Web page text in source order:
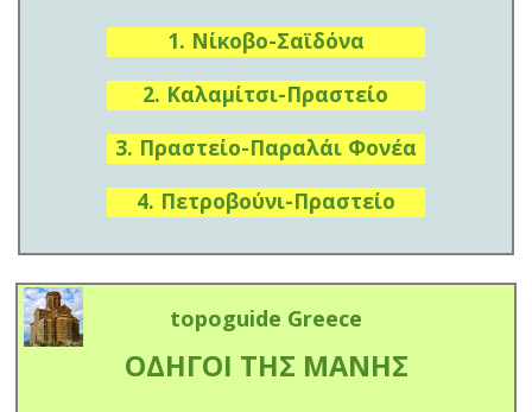
1. Νίκοβο-Σαϊδόνα
2. Καλαμίτσι-Πραστείο
3. Πραστείο-Παραλάι Φονέα
4. Πετροβούνι-Πραστείο
topoguide Greece
ΟΔΗΓΟΙ ΤΗΣ ΜΑΝΗΣ